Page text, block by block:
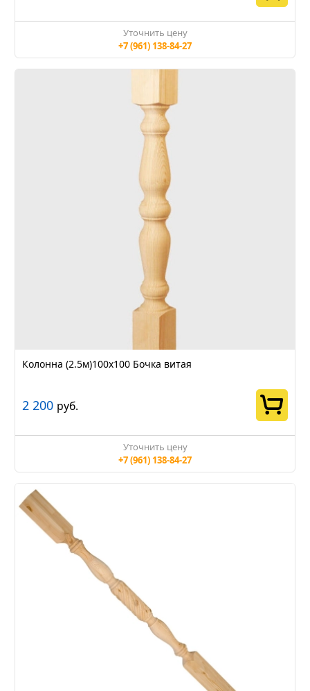
Уточнить цену
+7 (961) 138-84-27
Колонна (2.5м)100х100 Бочка витая
2 200 руб.
Уточнить цену
+7 (961) 138-84-27